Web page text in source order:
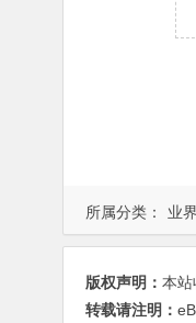
所属分类： 业
版权声明： 本站
转载请注明：